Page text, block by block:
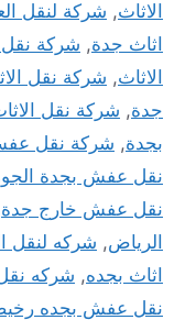
الاثاث, شركة لنقل
اثاث جدة, شركة
الاثاث, شركة نقل
جدة, شركة نقل
بجدة, شركة نقل
نقل عفش بجدة
نقل عفش خارج جدة
الرياض, شركه لنقل
اثاث بجده, شركه نقل
نقل عفش بجده